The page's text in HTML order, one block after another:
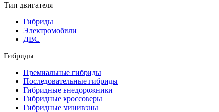
Тип двигателя
Гибриды
Электромобили
ДВС
Гибриды
Премиальные гибриды
Последовательные гибриды
Гибридные внедорожники
Гибридные кроссоверы
Гибридные минивэны